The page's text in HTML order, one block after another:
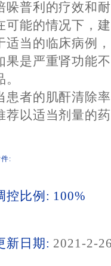
哚普利的疗效和
可能的情况下，
适当的临床病例
果是严重肾功能
。
患者的肌酐清除
荐以适当剂量的
件:
控比例: 100%
新日期: 2021-2-